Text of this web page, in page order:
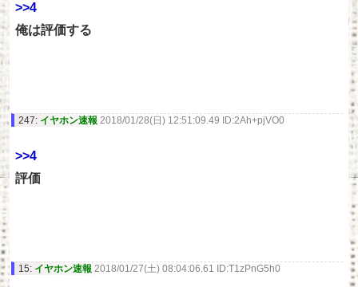
>>4
俺は評価する
247: イヤホン速報 2018/01/28(日) 12:51:09.49 ID:2Ah+pjVO0
>>4
評価
15: イヤホン速報 2018/01/27(土) 08:04:06.61 ID:T1zPnG5h0